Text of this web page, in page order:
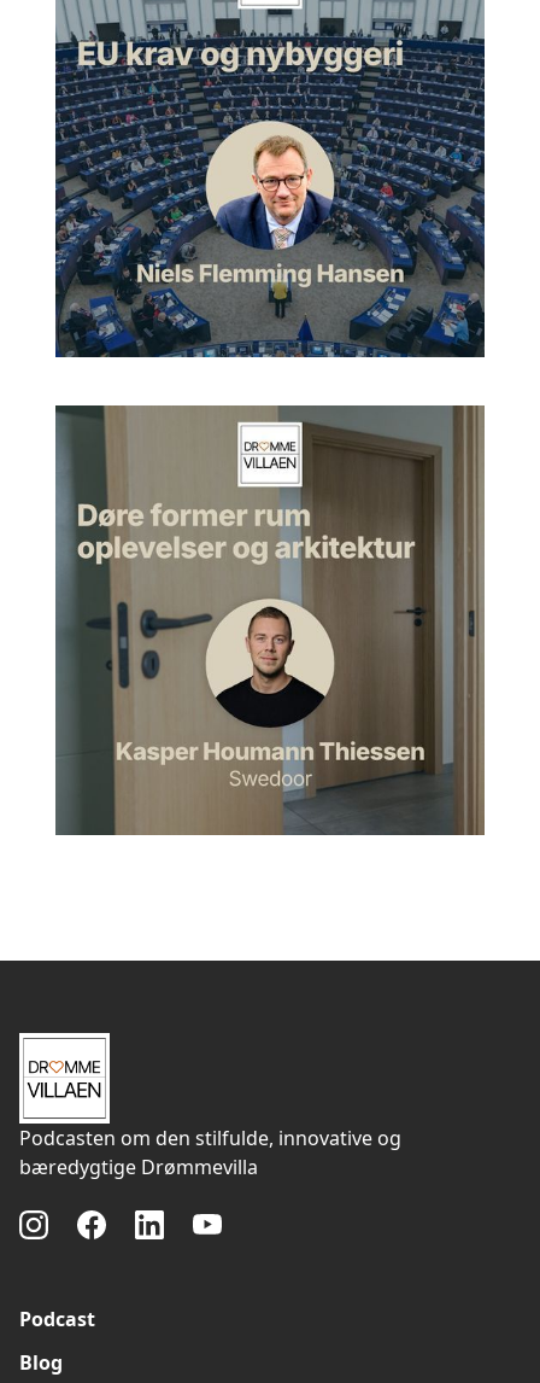
Udvidelsen og de særlige rum
Morten:Ja, lige præcis. Der er jo sådan to, hvad kan man
sige, der er det hus, der blev bygget oprindeligt, og så blev
der bygget noget på huset senere. Kan du ikke fortælle lidt
omkring den historie?
Jan:Jo, altså min far og mor havde jo ikke nogen penge, da
de skulle bygge. De lånte penge og fik kautioneret et lån fra
min morfar, tror jeg, hovedsageligt. Og fik bygget det her hus,
men det var 100 kvadratmeter, så det var jo ikke noget stort
hus. Men det har det, det skulle have. Det havde to
soveværelser og et værelse, hvor min far havde sit skrivebord,
og hvor han sad og tegnede. Og så havde det bare et stort
samlingsrum for alt det andet. Og et badeværelse selvfølgelig,
Jan: Så blev min bror født i 1957 i januar. Men så i februar
1957, der vandt min far konkurrencen om Operahuset i
Sydney, og så pludselig opstod der en byggesag, som gav
ham råd til at gøre en hel masse ting, han aldrig havde kunnet
gøre før. Og der blev så huset udvidet med en fløj med
soveværelser og ekstra badeværelse, et nyt køkken,
spisestue og så videre. Og så opstod der forskellige uderum i
huset, som man så kigger ud på fra spisestuen og den del af
huset. Så det gav noget ekstra til huset, vil jeg sige, en øget
anvendelighed til en større familie.
Ja. Og det er jo faktisk svært at beskrive med ord,
men de der uderum og atriumgården, det er jo noget, og det
lys, der er derinde, man kan bare mærke det på en eller
anden speciel måde, når man er der, ikke?
Jo, det kan man nemlig. Og specielt hvis man kommer
fra en type hus, som den, jeg nævnte før, med et lukket hus,
Morten:Jamen, ikke bare et dejligt sted, et helt fantastisk
sted. Der vil vi dele også nogle billeder.
Opfindsomme løsninger og
materialer
opfandt. Det var, han ville gerne have nogle ovenlys i huset,
og i nogle af rummene, der var lukkede, altså hvor
at sove i. Men så blev der lavet ovenlys der, og i badeværelse
Morten:
Podcasten om den stilfulde, innovative og
bæredygtige Drømmevilla
Podcast
Blog